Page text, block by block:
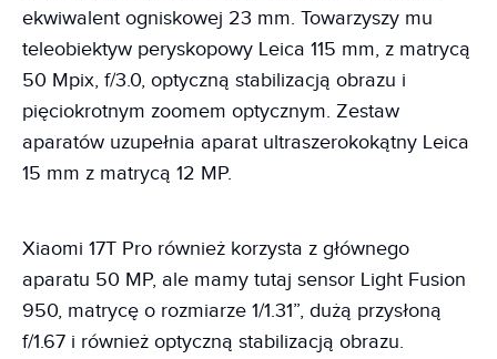
ekwiwalent ogniskowej 23 mm. Towarzyszy mu
teleobiektyw peryskopowy Leica 115 mm, z matrycą
50 Mpix, f/3.0, optyczną stabilizacją obrazu i
pięciokrotnym zoomem optycznym. Zestaw
aparatów uzupełnia aparat ultraszerokokątny Leica
15 mm z matrycą 12 MP.
Xiaomi 17T Pro również korzysta z głównego
aparatu 50 MP, ale mamy tutaj sensor Light Fusion
950, matrycę o rozmiarze 1/1.31”, dużą przysłoną
f/1.67 i również optyczną stabilizacją obrazu.